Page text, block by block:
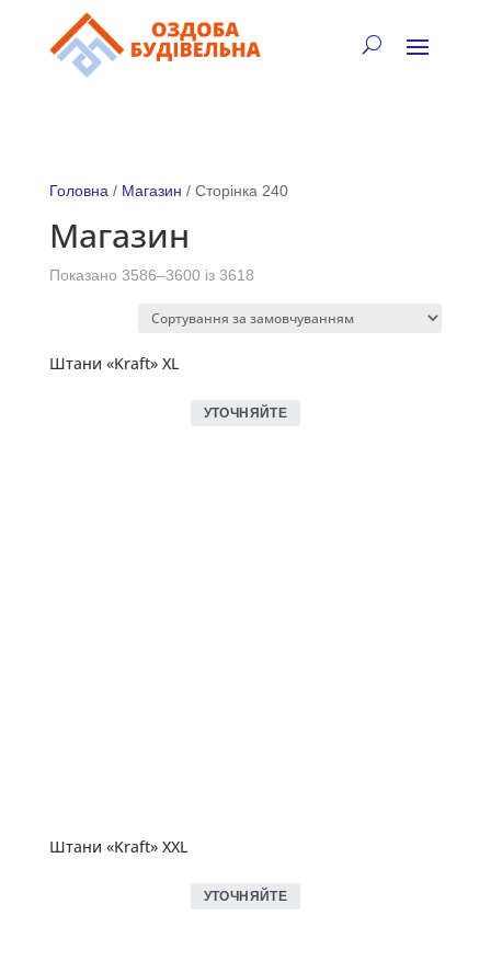
⚡
Головна / Магазин / Сторінка 240
Магазин
Показано 3586–3600 із 3618
Штани «Kraft» XL
УТОЧНЯЙТЕ
Штани «Kraft» XXL
УТОЧНЯЙТЕ